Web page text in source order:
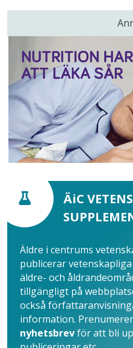
ÄiC
Äldre i centrums
publicerar
äldre- och
tillgängligt på
också
information.
nyhetsbrevför att bli